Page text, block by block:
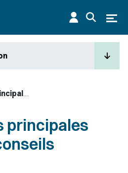
Résumé des principales règles des conseils fédéraux
principales